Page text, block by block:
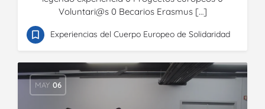
Voluntari@s 0 Becarios Erasmus […]
Experiencias del Cuerpo Europeo de Solidaridad
MAY 06